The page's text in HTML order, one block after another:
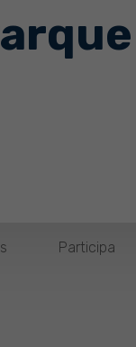
Participa